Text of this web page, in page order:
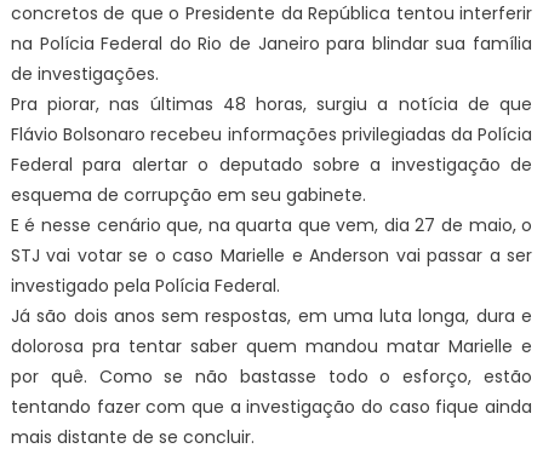
concretos de que o Presidente da República tentou interferir
na Polícia Federal do Rio de Janeiro para blindar sua família
de investigações.
Pra piorar, nas últimas 48 horas, surgiu a notícia de que
Flávio Bolsonaro recebeu informações privilegiadas da Polícia
Federal para alertar o deputado sobre a investigação de
esquema de corrupção em seu gabinete.
E é nesse cenário que, na quarta que vem, dia 27 de maio, o
STJ vai votar se o caso Marielle e Anderson vai passar a ser
investigado pela Polícia Federal.
Já são dois anos sem respostas, em uma luta longa, dura e
dolorosa pra tentar saber quem mandou matar Marielle e
por quê. Como se não bastasse todo o esforço, estão
tentando fazer com que a investigação do caso fique ainda
mais distante de se concluir.